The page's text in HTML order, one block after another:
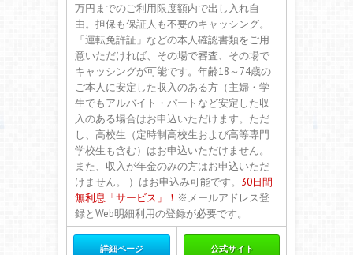
万円までのご利用限度額内で出し入れ自
由。担保も保証人も不要のキャッシング。
「運転免許証」などの本人確認書類をご用
意いただければ、その場で審査、その場で
キャッシングが可能です。年齢18～74歳の
ご本人に安定した収入のある方（主婦・学
生でもアルバイト・パートなど安定した収
入のある場合はお申込いただけます。ただ
し、高校生（定時制高校生および高等専門
学校生も含む）はお申込いただけません。
また、収入が年金のみの方はお申込いただ
けません。 ）はお申込み可能です。 30日間
無利息「サービス」！ ※メールアドレス登
録とWeb明細利用の登録が必要です。
詳細ページ 公式サイト